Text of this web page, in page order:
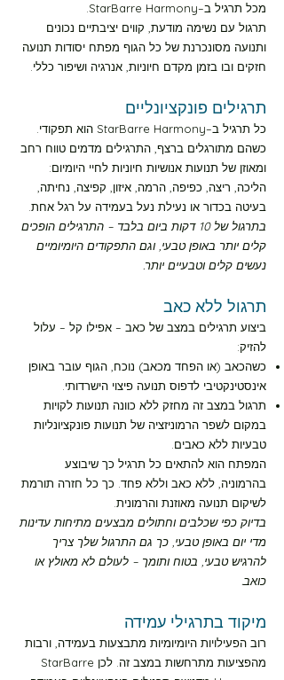
רמה-2 30 דקות
רמה-3 10 דקות
רמה-3 30 דקות
רמה-4 10 דקות
רמה-4 30 דקות
רמה-5 10 דקות
רמה-5 30 דקות
רצף תרגילי המזרן
סרטון 30 דקות G1
המסגרת המדעית
עקרונות התרגול
קבוצה
מכל תרגיל ב–StarBarre Harmony.
תרגול עם נשימה מודעת, קווים יציבתיים נכונים
ותנועה מסונכרנת של כל הגוף מפתח יסודות תנועה
חזקים ובו בזמן מקדם חיוניות, אנרגיה ושיפור כללי.
תרגילים פונקציונליים
כל תרגיל ב–StarBarre Harmony הוא תפקודי.
כשהם מתורגלים ברצף, התרגילים מדמים טווח רחב
ומאוזן של תנועות אנושיות חיוניות לחיי היומיום:
הליכה, ריצה, כפיפה, הרמה, איזון, קפיצה, נחיתה,
בעיטה בכדור או נעילת נעל בעמידה על רגל אחת.
בתרגול של 10 דקות ביום בלבד – התרגילים הופכים
קלים יותר באופן טבעי, וגם התפקודים היומיומיים
נעשים קלים וטבעיים יותר.
תרגול ללא כאב
ביצוע תרגילים במצב של כאב – אפילו קל – עלול
להזיק:
כשהכאב (או הפחד מכאב) נוכח, הגוף עובר באופן
אינסטינקטיבי לדפוס תנועה פיצוי הישרדותי.
תרגול במצב זה מחזק ללא כוונה תנועות לקויות
במקום לשפר הרמוניזציה של תנועות פונקציונליות
טבעיות ללא כאבים.
המפתח הוא להתאים כל תרגיל כך שיבוצע
בהרמוניה, ללא כאב וללא פחד. כך כל חזרה תורמת
לשיקום תנועה מאוזנת והרמונית.
בדיוק כפי שכלבים וחתולים מבצעים מתיחות עדינות
מדי יום באופן טבעי, כך גם התרגול שלך צריך
להרגיש טבעי, בטוח ותומך – לעולם לא מאולץ או
כואב.
מיקוד בתרגילי עמידה
רוב הפעילויות היומיומיות מתבצעות בעמידה, ורבות
מהפציעות מתרחשות במצב זה. לכן StarBarre